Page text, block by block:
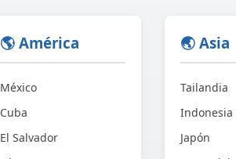
🌎 América
México
Cuba
El Salvador
🌏 Asia
Tailandia
Indonesia
Japón